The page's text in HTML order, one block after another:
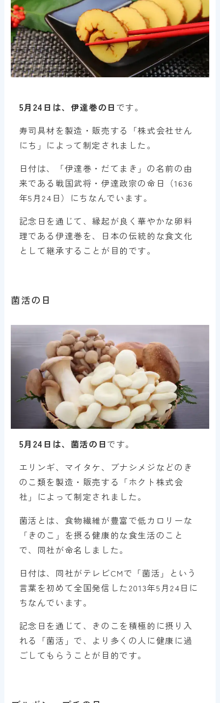
5月24日は、伊達巻の日 です。
寿司具材を製造・販売する「株式会社せん
にち」によって制定されました。
日付は、「伊達巻・だてまき」の名前の由
来である戦国武将・伊達政宗の命日（1636
年5月24日）にちなんでいます。
記念日を通じて、縁起が良く華やかな卵料
理である伊達巻を、日本の伝統的な食文化
として継承することが目的です。
菌活の日
5月24日は、菌活の日 です。
エリンギ、マイタケ、ブナシメジなどのき
のこ類を製造・販売する「ホクト株式会
社」によって制定されました。
菌活とは、食物繊維が豊富で低カロリーな
「きのこ」を摂る健康的な食生活のこと
で、同社が命名しました。
日付は、同社がテレビCMで「菌活」という
言葉を初めて全国発信した2013年5月24日に
ちなんでいます。
記念日を通じて、きのこを積極的に摂り入
れる「菌活」で、より多くの人に健康に過
ごしてもらうことが目的です。